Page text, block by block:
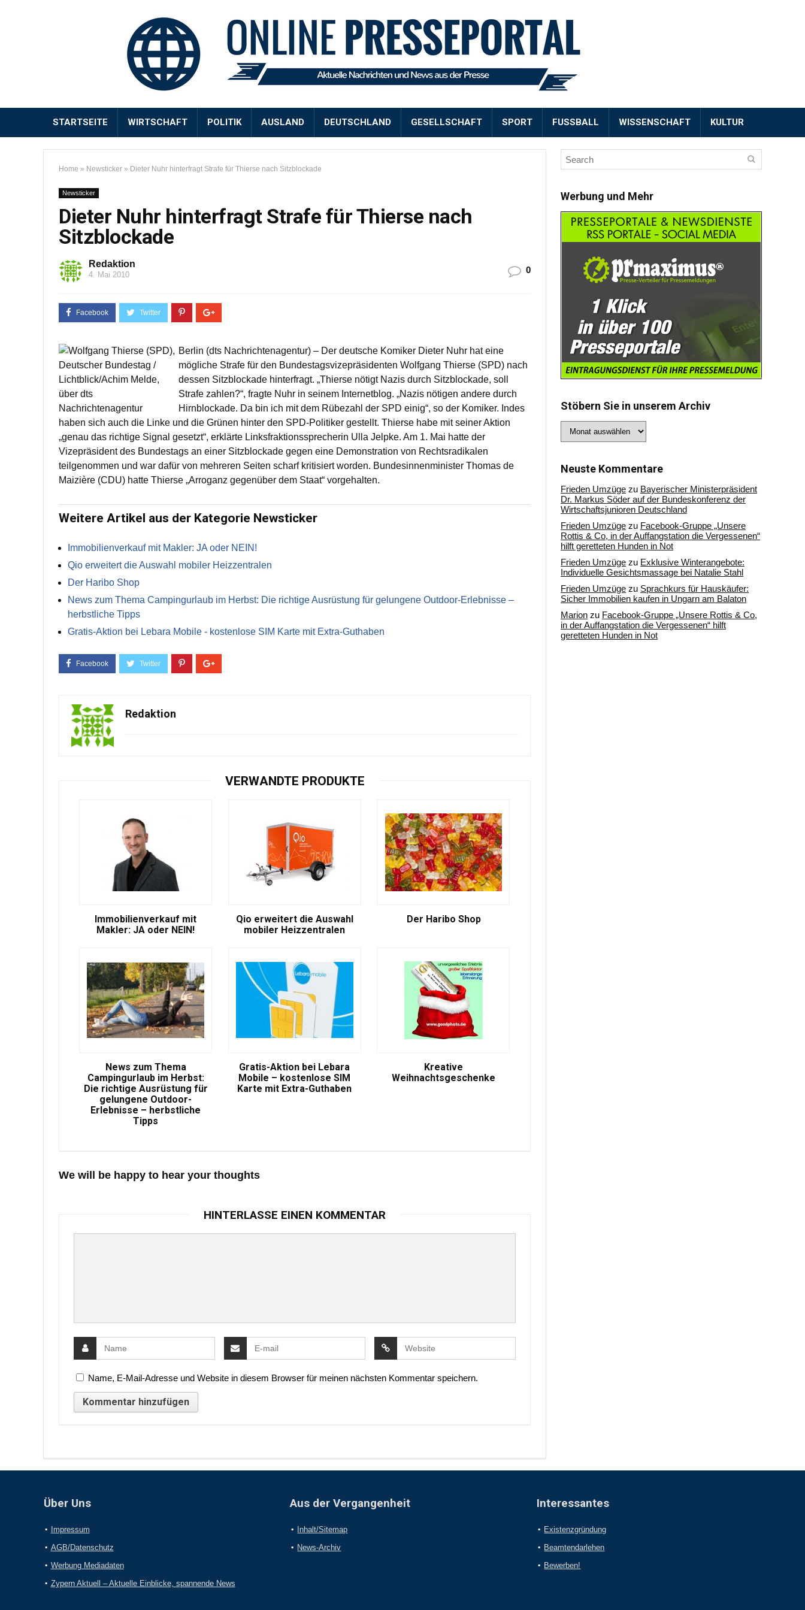
STARTSEITE WIRTSCHAFT POLITIK AUSLAND DEUTSCHLAND GESELLSCHAFT SPORT FUSSBALL WISSENSCHAFT KULTUR
Home » Newsticker » Dieter Nuhr hinterfragt Strafe für Thierse nach Sitzblockade
Newsticker
Dieter Nuhr hinterfragt Strafe für Thierse nach
Sitzblockade
Redaktion
4. Mai 2010 0
Berlin (dts Nachrichtenagentur) – Der deutsche Komiker Dieter Nuhr hat eine
mögliche Strafe für den Bundestagsvizepräsidenten Wolfgang Thierse (SPD) nach
dessen Sitzblockade hinterfragt. „Thierse nötigt Nazis durch Sitzblockade, soll
Strafe zahlen?“, fragte Nuhr in seinem Internetblog. „Nazis nötigen andere durch
Hirnblockade. Da bin ich mit dem Rübezahl der SPD einig“, so der Komiker. Indes
haben sich auch die Linke und die Grünen hinter den SPD-Politiker gestellt. Thierse habe mit seiner Aktion
„genau das richtige Signal gesetzt“, erklärte Linksfraktionssprecherin Ulla Jelpke. Am 1. Mai hatte der
Vizepräsident des Bundestags an einer Sitzblockade gegen eine Demonstration von Rechtsradikalen
teilgenommen und war dafür von mehreren Seiten scharf kritisiert worden. Bundesinnenminister Thomas de
Maizière (CDU) hatte Thierse „Arroganz gegenüber dem Staat“ vorgehalten.
Weitere Artikel aus der Kategorie Newsticker
Immobilienverkauf mit Makler: JA oder NEIN!
Qio erweitert die Auswahl mobiler Heizzentralen
Der Haribo Shop
News zum Thema Campingurlaub im Herbst: Die richtige Ausrüstung für gelungene Outdoor-Erlebnisse –
herbstliche Tipps
Gratis-Aktion bei Lebara Mobile - kostenlose SIM Karte mit Extra-Guthaben
Redaktion
VERWANDTE PRODUKTE
Immobilienverkauf mit
Makler: JA oder NEIN!
Qio erweitert die Auswahl
mobiler Heizzentralen
Der Haribo Shop
News zum Thema
Campingurlaub im Herbst:
Die richtige Ausrüstung für
gelungene Outdoor-
Erlebnisse – herbstliche
Tipps
Gratis-Aktion bei Lebara
Mobile – kostenlose SIM
Karte mit Extra-Guthaben
Kreative
Weihnachtsgeschenke
We will be happy to hear your thoughts
HINTERLASSE EINEN KOMMENTAR
Name, E-Mail-Adresse und Website in diesem Browser für meinen nächsten Kommentar speichern.
Werbung und Mehr
Stöbern Sie in unserem Archiv
Sie
Archiv
Neuste Kommentare
Frieden Umzüge zu Bayerischer Ministerpräsident
Dr. Markus Söder auf der Bundeskonferenz der
Wirtschaftsjunioren Deutschland
Frieden Umzüge zu Facebook-Gruppe „Unsere
Rottis & Co, in der Auffangstation die Vergessenen“
hilft geretteten Hunden in Not
Frieden Umzüge zu Exklusive Winterangebote:
Individuelle Gesichtsmassage bei Natalie Stahl
Frieden Umzüge zu Sprachkurs für Hauskäufer:
Sicher Immobilien kaufen in Ungarn am Balaton
Marion zu Facebook-Gruppe „Unsere Rottis & Co,
in der Auffangstation die Vergessenen“ hilft
geretteten Hunden in Not
Über Uns
Impressum
AGB/Datenschutz
Werbung Mediadaten
Zypern Aktuell – Aktuelle Einblicke, spannende News
Aus der Vergangenheit
Inhalt/Sitemap
News-Archiv
Interessantes
Existenzgründung
Beamtendarlehen
Bewerben!